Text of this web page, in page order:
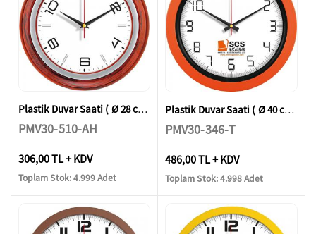
Plastik Duvar Saati ( Ø 28 cm )
PMV30-510-AH
306,00 TL + KDV
Toplam Stok: 4.999 Adet
Plastik Duvar Saati ( Ø 40 cm )
PMV30-346-T
486,00 TL + KDV
Toplam Stok: 4.998 Adet